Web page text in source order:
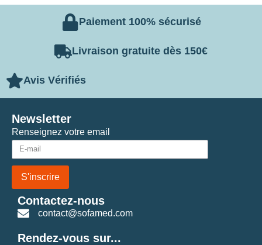
Paiement 100% sécurisé
Livraison gratuite dès 150€
Avis Vérifiés
Renseignez votre email
S'inscrire
Newsletter
Contactez-nous
contact@sofamed.com
Rendez-vous sur...